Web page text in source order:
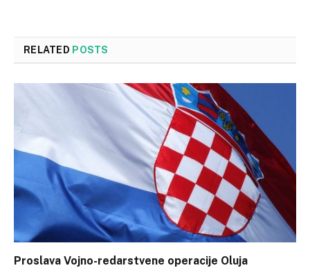
RELATED POSTS
Proslava Vojno-redarstvene operacije Oluja